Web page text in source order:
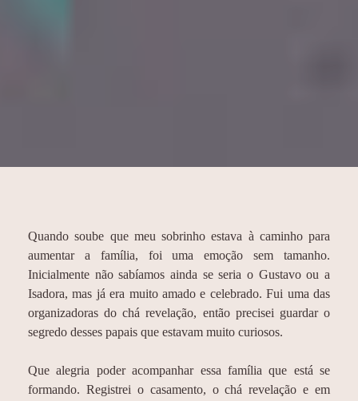
Quando soube que meu sobrinho estava à caminho para
aumentar a família, foi uma emoção sem tamanho.
Inicialmente não sabíamos ainda se seria o Gustavo ou a
Isadora, mas já era muito amado e celebrado. Fui uma das
organizadoras do chá revelação, então precisei guardar o
segredo desses papais que estavam muito curiosos.
Que alegria poder acompanhar essa família que está se
formando. Registrei o casamento, o chá revelação e em